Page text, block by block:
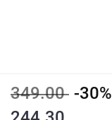
349.00 -30%